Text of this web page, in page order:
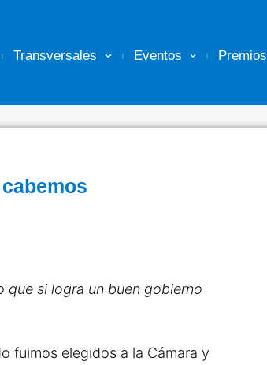
Transversales Eventos Premios
que si logra un buen gobierno
fuimos elegidos a la Cámara y